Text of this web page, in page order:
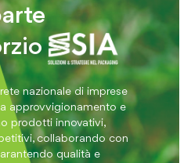
nazionale di imprese
approvvigionamento e
prodotti innovativi,
collaborando con
qualità e